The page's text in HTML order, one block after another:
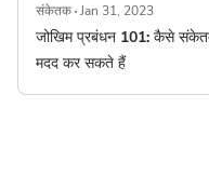
संकेतक Jan 31, 2023
जोखिम प्रबंधन 101: कैसे
मदद कर सकते हैं